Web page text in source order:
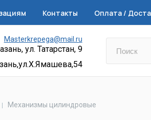
Контакты Оплата /
Masterkrepega@mail.ru
ул. Татарстан, 9
Механизмы цилиндровые